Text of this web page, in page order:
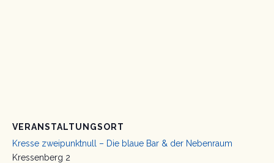
VERANSTALTUNGSORT
Kresse zweipunktnull – Die blaue Bar & der Nebenraum
Kressenberg 2